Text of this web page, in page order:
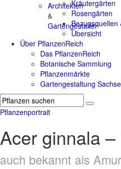
Architekten
&
Gartengestalter
Kräutergärten
Rosengärten
Bezugsquellen
Übersicht
Über PflanzenReich
Das PflanzenReich
Botanische Sammlung
Pflanzenmärkte
Gartengestaltung
Pflanzenportrait
Acer ginnala
auch bekannt als